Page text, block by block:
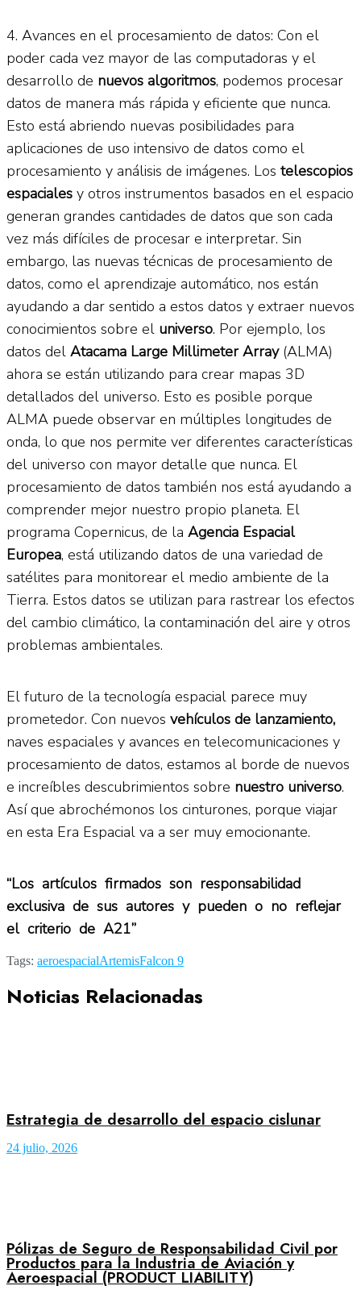
4. Avances en el procesamiento de datos: Con el
poder cada vez mayor de las computadoras y el
desarrollo de nuevos algoritmos, podemos procesar
datos de manera más rápida y eficiente que nunca.
Esto está abriendo nuevas posibilidades para
aplicaciones de uso intensivo de datos como el
procesamiento y análisis de imágenes. Los telescopios
espaciales y otros instrumentos basados en el espacio
generan grandes cantidades de datos que son cada
vez más difíciles de procesar e interpretar. Sin
embargo, las nuevas técnicas de procesamiento de
datos, como el aprendizaje automático, nos están
ayudando a dar sentido a estos datos y extraer nuevos
conocimientos sobre el universo. Por ejemplo, los
datos del Atacama Large Millimeter Array(ALMA)
ahora se están utilizando para crear mapas 3D
detallados del universo. Esto es posible porque
ALMA puede observar en múltiples longitudes de
onda, lo que nos permite ver diferentes características
del universo con mayor detalle que nunca. El
procesamiento de datos también nos está ayudando a
comprender mejor nuestro propio planeta. El
programa Copernicus, de la Agencia Espacial
Europea, está utilizando datos de una variedad de
satélites para monitorear el medio ambiente de la
Tierra. Estos datos se utilizan para rastrear los efectos
del cambio climático, la contaminación del aire y otros
problemas ambientales.
El futuro de la tecnología espacial parece muy
prometedor. Con nuevos vehículos de lanzamiento,
naves espaciales y avances en telecomunicaciones y
procesamiento de datos, estamos al borde de nuevos
e increíbles descubrimientos sobre nuestro universo.
Así que abrochémonos los cinturones, porque viajar
en esta Era Espacial va a ser muy emocionante.
“Los artículos firmados son responsabilidad
exclusiva de sus autores y pueden o no reflejar
el criterio de A21”
Tags: aeroespacialArtemisFalcon 9
Noticias Relacionadas
Estrategia de desarrollo del espacio cislunar
24 julio, 2026
Pólizas de Seguro de Responsabilidad Civil por
Productos para la Industria de Aviación y
Aeroespacial (PRODUCT LIABILITY)